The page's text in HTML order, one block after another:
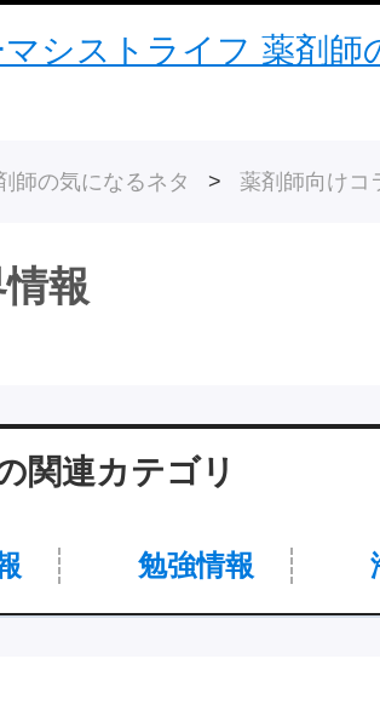
師の気になるネタ > 薬剤師向けコ
報
関連カテゴリ
勉強情報